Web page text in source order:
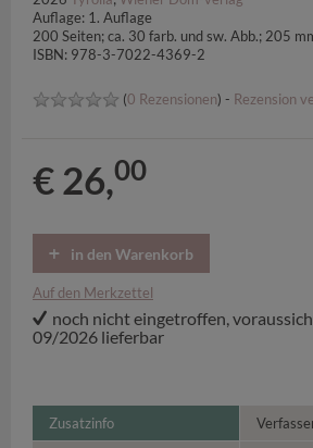
Auflage: 1. Auflage
200 Seiten; ca. 30 farb. und sw. Abb.; 205
ISBN: 978-3-7022-4369-2
(0 Rezensionen) - Rezension
€ 26,00
in den Warenkorb
Auf den Merkzettel
noch nicht eingetroffen,
09/2026 lieferbar
Zusatzinfo